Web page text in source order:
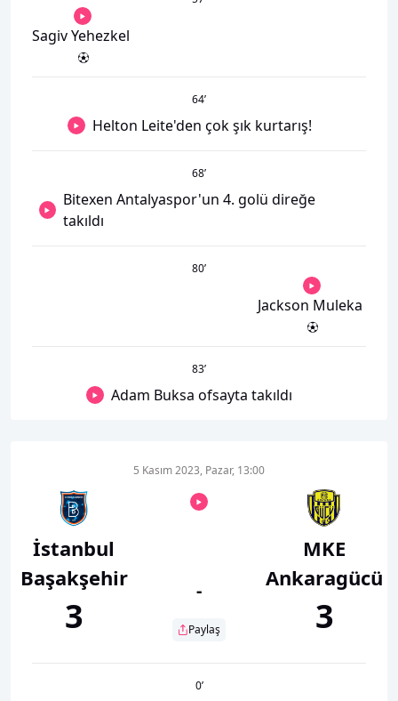
Sagiv Yehezkel
64’
Helton Leite'den çok şık kurtarış!
68’
Bitexen Antalyaspor'un 4. golü direğe
takıldı
80’
Jackson Muleka
83’
Adam Buksa ofsayta takıldı
İstanbul
Başakşehir
3
5 Kasım 2023, Pazar, 13:00
-
Paylaş
MKE
Ankaragücü
3
0’